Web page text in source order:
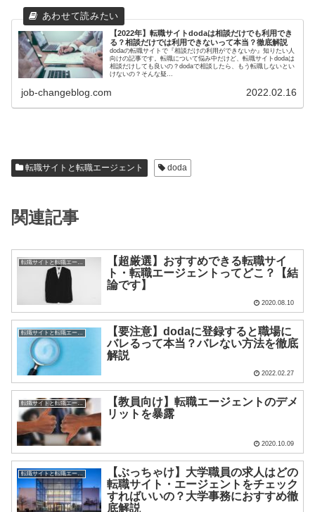
【2022年】転職サイトdodaは相談だけでも利用でき
る？相談だけでは利用できないって本当？徹底解説
dodaの転職サイトで『相談だけの利用ができないか』知りたい人
向けの記事です。転職について悩み中だけど、転職サイトdodaは
相談だけしても良いの？dodaで相談したら、もう転職しないとい
けないの？そんな疑...
job-changeblog.com 2022.02.16
転職サイトと転職エージェント doda
関連記事
転職サイトと転職エージェント
【超厳選】おすすめできる転職サイ
ト・転職エージェントってどこ？【結
論です】
2020.08.10
転職サイトと転職エージェント
【要注意】dodaに登録すると職場に
バレるって本当？バレない方法を徹底
解説
2022.02.27
転職サイトと転職エージェント
【教員向け】転職エージェントのデメ
リットを暴露
2020.10.09
転職サイトと転職エージェント
【ぶっちゃけ】大学職員の求人はどの
転職サイト・エージェントをチェック
すればいいの？大学事務におすすめ徹
底解説